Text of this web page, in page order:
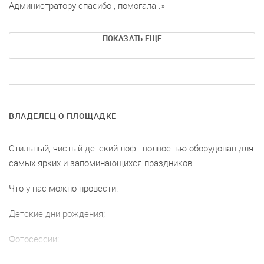
Администратору спасибо , помогала .
ПОКАЗАТЬ ЕЩЕ
ВЛАДЕЛЕЦ О ПЛОЩАДКЕ
Стильный, чистый детский лофт полностью оборудован для
самых ярких и запоминающихся праздников.
Что у нас можно провести:
Детские дни рождения;
Фотосессии;